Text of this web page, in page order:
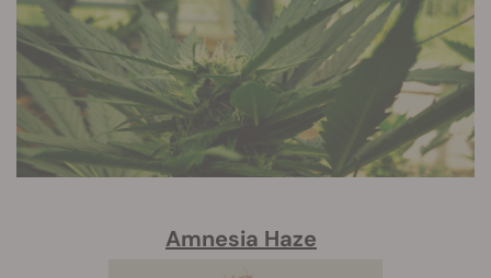
Amnesia Haze